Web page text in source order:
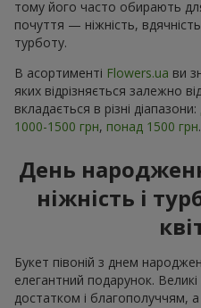
тому його часто обирають
почуття — ніжність,
турботу.
В асортименті Flowers.ua ви
яких відрізняється залежно від
вкладається в різні діапазони:
1000-1500 грн, понад 1500 грн.
День
ніжність і
Букет півоній з днем
елегантний подарунок.
достатком і благополуччям,